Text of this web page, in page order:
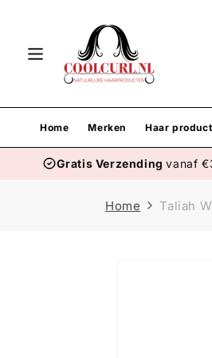
Home Merken Haar
Gratis Verzendingvanaf
Home Taliah